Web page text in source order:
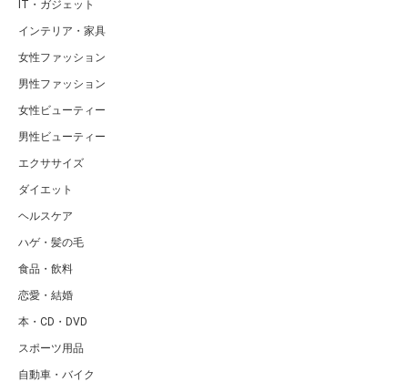
IT・ガジェット
インテリア・家具
女性ファッション
男性ファッション
女性ビューティー
男性ビューティー
エクササイズ
ダイエット
ヘルスケア
ハゲ・髪の毛
食品・飲料
恋愛・結婚
本・CD・DVD
スポーツ用品
自動車・バイク